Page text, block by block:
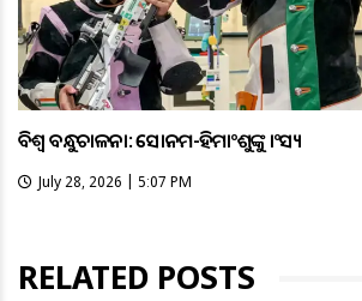
ବିଶ୍ବ ବନ୍ଧୁକଚାଳନା: ସୋନମ-ହିମାଂଶୁଙ୍କୁ କାଂସ୍ୟ
July 28, 2026 | 5:07 PM
RELATED POSTS